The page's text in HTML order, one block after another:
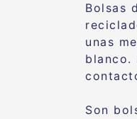
Bolsas
unas
blanco.
Son